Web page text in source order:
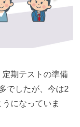
期テストの準備
でしたが、今は2
になっていま